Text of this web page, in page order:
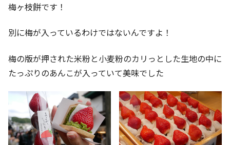
梅ヶ枝餅です！
別に梅が入っているわけではないんですよ！
梅の版が押された米粉と小麦粉のカリっとした生地の中に
たっぷりのあんこが入っていて美味でした